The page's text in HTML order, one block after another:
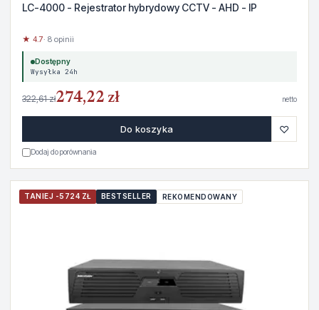
LC-4000 - Rejestrator hybrydowy CCTV - AHD - IP
★ 4.7· 8 opinii
Dostępny
Wysyłka 24h
322,61 zł274,22 zł netto
Do koszyka ♡
Dodaj do porównania
TANIEJ -5724 ZŁ BESTSELLER REKOMENDOWANY